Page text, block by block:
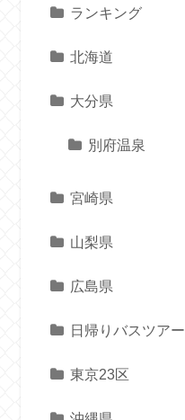
ランキング
北海道
大分県
別府温泉
宮崎県
山梨県
広島県
日帰りバスツアー
東京23区